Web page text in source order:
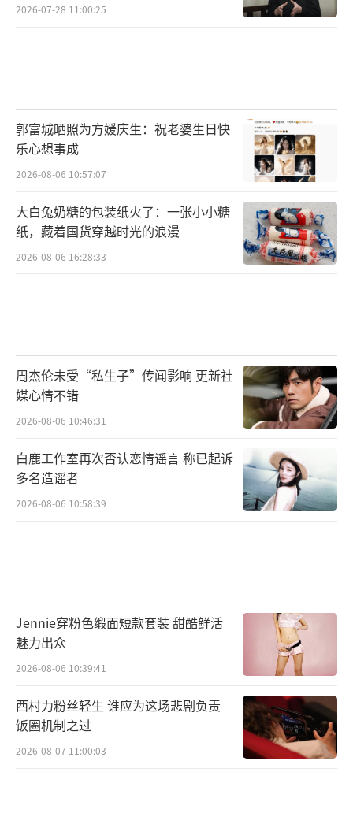
2026-07-28 11:00:25
郭富城晒照为方媛庆生：祝老婆生日快
乐心想事成
2026-08-06 10:57:07
大白兔奶糖的包装纸火了：一张小小糖
纸，藏着国货穿越时光的浪漫
2026-08-06 16:28:33
周杰伦未受“私生子”传闻影响 更新社
媒心情不错
2026-08-06 10:46:31
白鹿工作室再次否认恋情谣言 称已起诉
多名造谣者
2026-08-06 10:58:39
Jennie穿粉色缎面短款套装 甜酷鲜活
魅力出众
2026-08-06 10:39:41
西村力粉丝轻生 谁应为这场悲剧负责
饭圈机制之过
2026-08-07 11:00:03